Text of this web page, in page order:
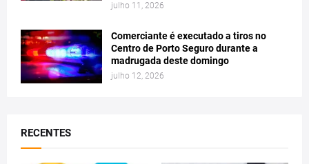
julho 11, 2026
Comerciante é executado a tiros no
Centro de Porto Seguro durante a
madrugada deste domingo
julho 12, 2026
RECENTES